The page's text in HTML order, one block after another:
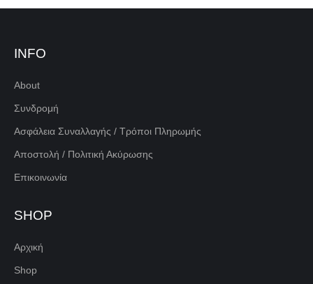
INFO
About
Συνδρομή
Ασφάλεια Συναλλαγής / Τρόποι Πληρωμής
Αποστολή / Πολιτική Ακύρωσης
Επικοινωνία
SHOP
Αρχική
Shop